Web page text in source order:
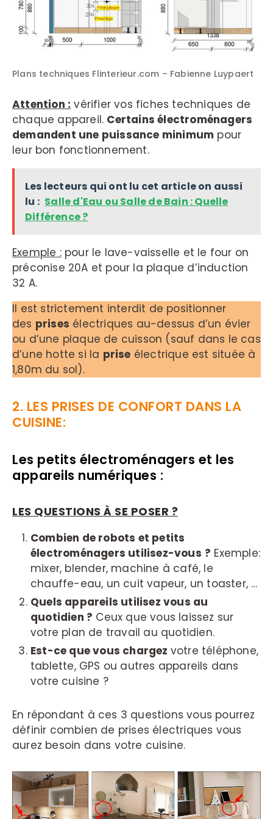
Plans techniques Flinterieur.com – Fabienne Luypaert
Attention : vérifier vos fiches techniques de
chaque appareil. Certains électroménagers
demandent une puissance minimum pour
leur bon fonctionnement.
Les lecteurs qui ont lu cet article on aussi
lu : Salle d'Eau ou Salle de Bain : Quelle
Différence ?
Exemple :pour le lave-vaisselle et le four on
préconise 20A et pour la plaque d’induction
32 A.
Il est strictement interdit de positionner
des prises électriques au-dessus d’un évier
ou d’une plaque de cuisson (sauf dans le cas
d’une hotte si la prise électrique est située à
1,80m du sol).
2. LES PRISES DE CONFORT DANS LA
CUISINE:
Les petits électroménagers et les
appareils numériques :
LES QUESTIONS À SE POSER ?
Combien de robots et petits
électroménagers utilisez-vous ? Exemple:
mixer, blender, machine à café, le
chauffe-eau, un cuit vapeur, un toaster, …
Quels appareils utilisez vous au
quotidien ? Ceux que vous laissez sur
votre plan de travail au quotidien.
Est-ce que vous chargez votre téléphone,
tablette, GPS ou autres appareils dans
votre cuisine ?
En répondant à ces 3 questions vous pourrez
définir combien de prises électriques vous
aurez besoin dans votre cuisine.